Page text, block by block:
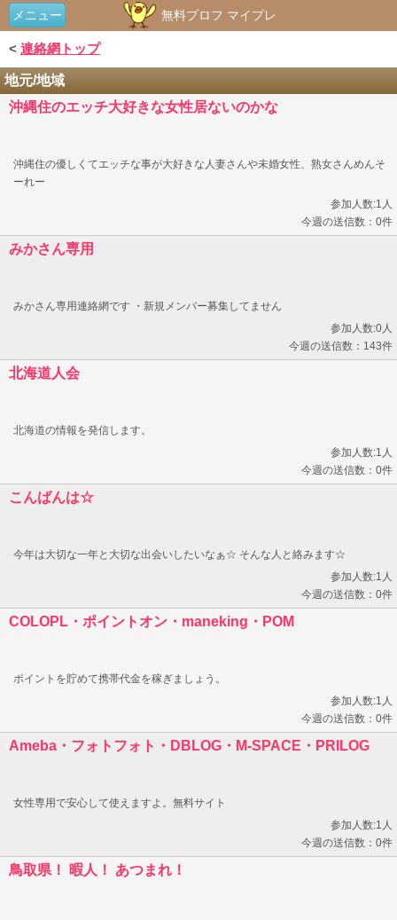
メニュー 無料プロフ マイプレ
< 連絡網トップ
地元/地域
沖縄住のエッチ大好きな女性居ないのかな
沖縄住の優しくてエッチな事が大好きな人妻さんや未婚女性、熟女さんめんそ
ーれー
参加人数:1人
今週の送信数：0件
みかさん専用
みかさん専用連絡網です ・新規メンバー募集してません
参加人数:0人
今週の送信数：143件
北海道人会
北海道の情報を発信します。
参加人数:1人
今週の送信数：0件
こんばんは☆
今年は大切な一年と大切な出会いしたいなぁ☆ そんな人と絡みます☆
参加人数:1人
今週の送信数：0件
COLOPL・ポイントオン・maneking・POM
ポイントを貯めて携帯代金を稼ぎましょう。
参加人数:1人
今週の送信数：0件
Ameba・フォトフォト・DBLOG・M-SPACE・PRILOG
女性専用で安心して使えますよ。無料サイト
参加人数:1人
今週の送信数：0件
鳥取県！ 暇人！ あつまれ！